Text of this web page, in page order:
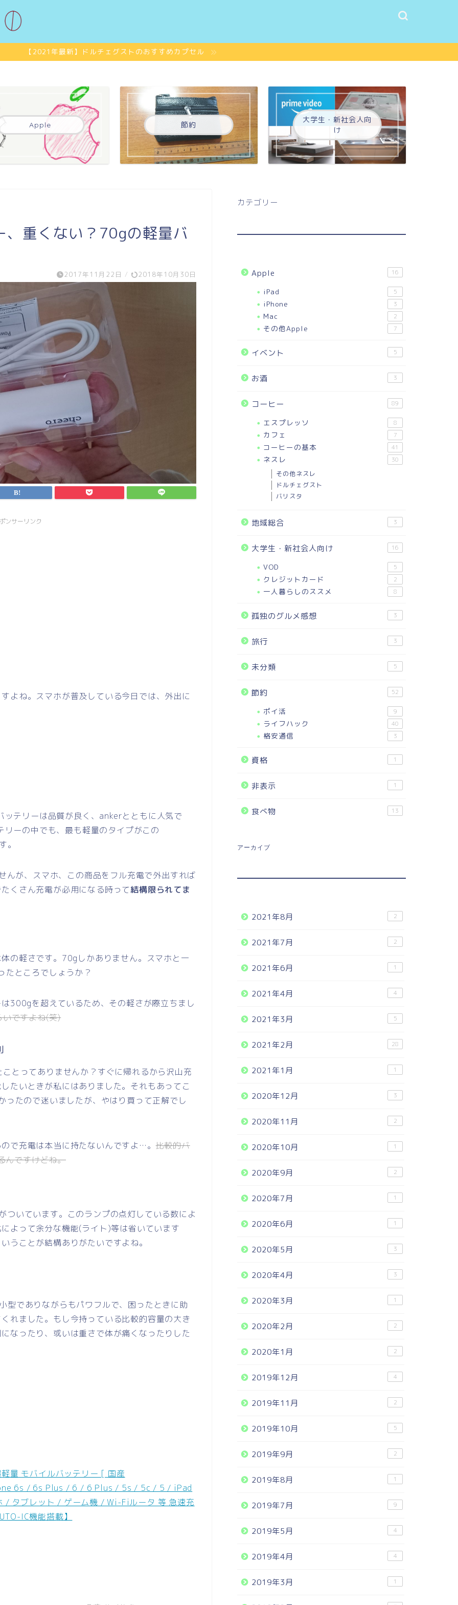
【2021年最新】ドルチェグストのおすすめカプセル
Apple 節約
大学生・新社会人向
け
重くない？70gの軽量バ
2017年11月22日 / 2018年10月30日
ンサーリンク
よね。スマホが普及している今日では、外出に
テリーは品質が良く、ankerとともに人気で
ーの中でも、最も軽量のタイプがこの
が、スマホ、この商品をフル充電で外出すれば
くさん充電が必用になる時って結構限られてま
の軽さです。70gしかありません。スマホと一
たところでしょうか？
300gを超えているため、その軽さが際立ちまし
ですよね(笑)
とってありませんか？すぐに帰れるから沢山充
たいときが私にはありました。それもあってこ
たので迷いましたが、やはり買って正解でし
で充電は本当に持たないんですよ…。比較的バ
んですけどね。
ついています。このランプの点灯している数によ
よって余分な機能(ライト)等は省いています
うことが結構ありがたいですよね。
でありながらもパワフルで、困ったときに助
れました。もし今持っている比較的容量の大き
なったり、或いは重さで体が痛くなったりした
量 モバイルバッテリー [ 国産
6s / 6s Plus / 6 / 6 Plus / 5s / 5c / 5 / iPad
タブレット / ゲーム機 / Wi-Fiルータ 等 急速充
IC機能搭載】
カテゴリー
Apple 16
iPad 5
iPhone 3
Mac 2
その他Apple 7
イベント 5
お酒 3
コーヒー 89
エスプレッソ 8
カフェ 7
コーヒーの基本 41
ネスレ 30
その他ネスレ
ドルチェグスト
バリスタ
地域総合 3
大学生・新社会人向け 16
VOD 5
クレジットカード 2
一人暮らしのススメ 8
孤独のグルメ感想 3
旅行 3
未分類 5
節約 52
ポイ活 9
ライフハック 40
格安通信 3
資格 1
非表示 1
食べ物 13
アーカイブ
2021年8月 2
2021年7月 2
2021年6月 1
2021年4月 4
2021年3月 5
2021年2月 28
2021年1月 1
2020年12月 3
2020年11月 2
2020年10月 1
2020年9月 2
2020年7月 1
2020年6月 1
2020年5月 3
2020年4月 3
2020年3月 1
2020年2月 2
2020年1月 2
2019年12月 4
2019年11月 2
2019年10月 5
2019年9月 2
2019年8月 1
2019年7月 9
2019年5月 4
2019年4月 4
2019年3月 1